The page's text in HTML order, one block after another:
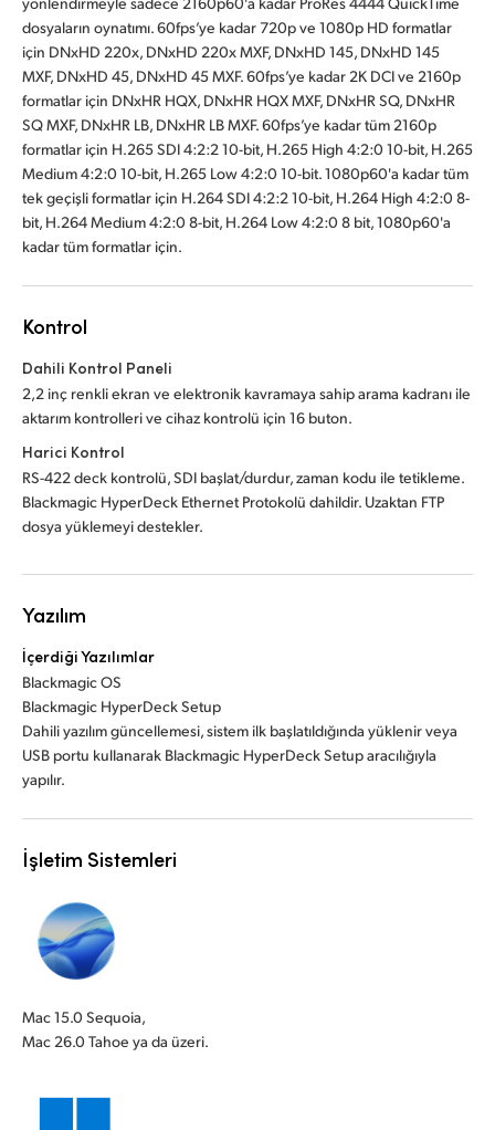
dosyaların oynatımı. 60fps’ye kadar 720p ve 1080p HD formatlar
için DNxHD 220x, DNxHD 220x MXF, DNxHD 145, DNxHD 145
MXF, DNxHD 45, DNxHD 45 MXF. 60fps’ye kadar 2K DCI ve 2160p
formatlar için DNxHR HQX, DNxHR HQX MXF, DNxHR SQ, DNxHR
SQ MXF, DNxHR LB, DNxHR LB MXF. 60fps’ye kadar tüm 2160p
formatlar için H.265 SDI 4:2:2 10-bit, H.265 High 4:2:0 10-bit, H.265
Medium 4:2:0 10-bit, H.265 Low 4:2:0 10-bit. 1080p60'a kadar tüm
tek geçişli formatlar için H.264 SDI 4:2:2 10-bit, H.264 High 4:2:0 8-
bit, H.264 Medium 4:2:0 8-bit, H.264 Low 4:2:0 8 bit, 1080p60'a
kadar tüm formatlar için.
Kontrol
Dahili Kontrol Paneli
2,2 inç renkli ekran ve elektronik kavramaya sahip arama kadranı ile
aktarım kontrolleri ve cihaz kontrolü için 16 buton.
Harici Kontrol
RS-422 deck kontrolü, SDI başlat/durdur, zaman kodu ile tetikleme.
Blackmagic HyperDeck Ethernet Protokolü dahildir. Uzaktan FTP
dosya yüklemeyi destekler.
Yazılım
İçerdiği Yazılımlar
Blackmagic OS
Blackmagic HyperDeck Setup
Dahili yazılım güncellemesi, sistem ilk başlatıldığında yüklenir veya
USB portu kullanarak Blackmagic HyperDeck Setup aracılığıyla
yapılır.
İşletim Sistemleri
Mac 15.0 Sequoia,
Mac 26.0 Tahoe ya da üzeri.